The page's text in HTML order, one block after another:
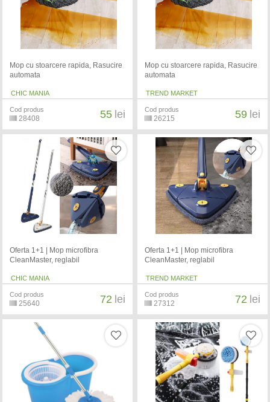
Mop cu stoarcere rapida, Rasucire
automata
CHIC MANIA
Cod produs
28408 55 lei
Mop cu stoarcere rapida, Rasucire
automata
TREND MARKET
Cod produs
26215 59 lei
Oferta 1+1 | Mop microfibra
CleanMaster, reglabil
CHIC MANIA
Cod produs
25640 72 lei
Oferta 1+1 | Mop microfibra
CleanMaster, reglabil
TREND MARKET
Cod produs
27312 72 lei